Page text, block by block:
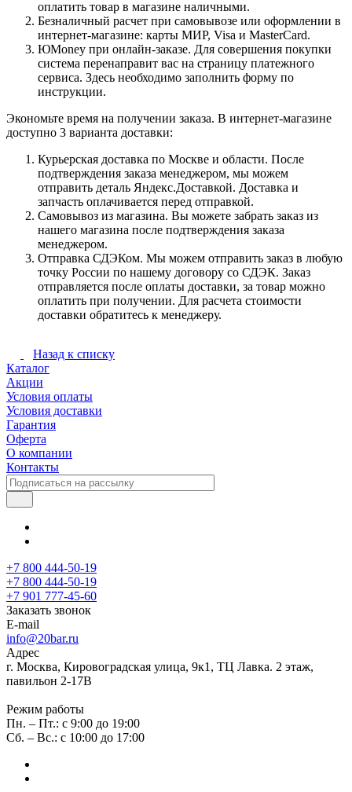
оплатить товар в магазине наличными.
Безналичный расчет при самовывозе или оформлении в
интернет-магазине: карты МИР, Visa и MasterCard.
ЮMoney при онлайн-заказе. Для совершения покупки
система перенаправит вас на страницу платежного
сервиса. Здесь необходимо заполнить форму по
инструкции.
Экономьте время на получении заказа. В интернет-магазине
доступно 3 варианта доставки:
Курьерская доставка по Москве и области. После
подтверждения заказа менеджером, мы можем
отправить деталь Яндекс.Доставкой. Доставка и
запчасть оплачивается перед отправкой.
Самовывоз из магазина. Вы можете забрать заказ из
нашего магазина после подтверждения заказа
менеджером.
Отправка СДЭКом. Мы можем отправить заказ в любую
точку России по нашему договору со СДЭК. Заказ
отправляется после оплаты доставки, за товар можно
оплатить при получении. Для расчета стоимости
доставки обратитесь к менеджеру.
Назад к списку
Каталог
Акции
Условия оплаты
Условия доставки
Гарантия
Оферта
О компании
Контакты
+7 800 444-50-19
+7 800 444-50-19
+7 901 777-45-60
Заказать звонок
E-mail
info@20bar.ru
Адрес
г. Москва, Кировоградская улица, 9к1, ТЦ Лавка. 2 этаж,
павильон 2-17В
Режим работы
Пн. – Пт.: с 9:00 до 19:00
Сб. – Вс.: с 10:00 до 17:00